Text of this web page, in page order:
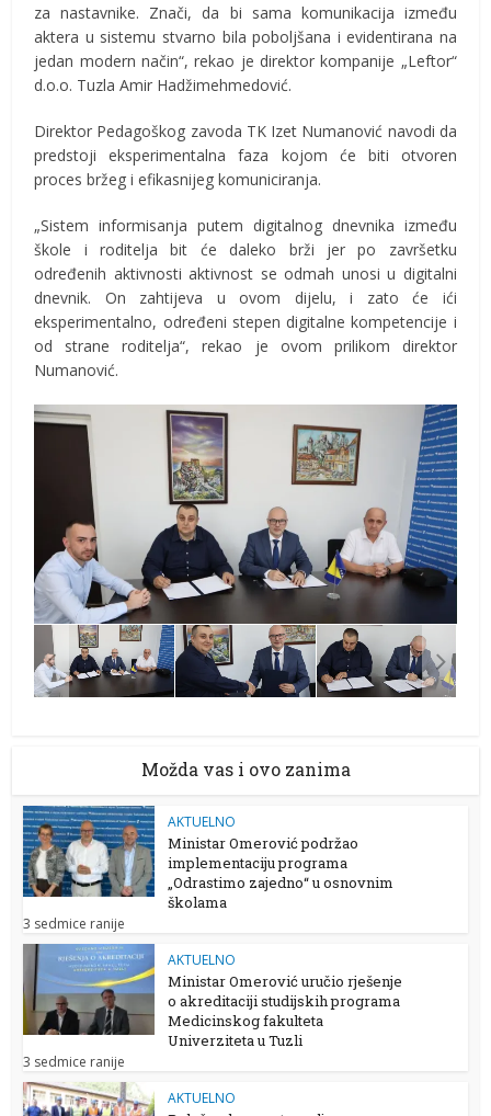
za nastavnike. Znači, da bi sama komunikacija između
aktera u sistemu stvarno bila poboljšana i evidentirana na
jedan modern način“, rekao je direktor kompanije „Leftor“
d.o.o. Tuzla Amir Hadžimehmedović.
Direktor Pedagoškog zavoda TK Izet Numanović navodi da
predstoji eksperimentalna faza kojom će biti otvoren
proces bržeg i efikasnijeg komuniciranja.
„Sistem informisanja putem digitalnog dnevnika između
škole i roditelja bit će daleko brži jer po završetku
određenih aktivnosti aktivnost se odmah unosi u digitalni
dnevnik. On zahtijeva u ovom dijelu, i zato će ići
eksperimentalno, određeni stepen digitalne kompetencije i
od strane roditelja“, rekao je ovom prilikom direktor
Numanović.
Možda vas i ovo zanima
AKTUELNO
Ministar Omerović podržao
implementaciju programa
„Odrastimo zajedno“ u osnovnim
školama
3 sedmice ranije
AKTUELNO
Ministar Omerović uručio rješenje
o akreditaciji studijskih programa
Medicinskog fakulteta
Univerziteta u Tuzli
3 sedmice ranije
AKTUELNO